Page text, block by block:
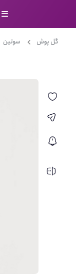
گل پوش سوتین